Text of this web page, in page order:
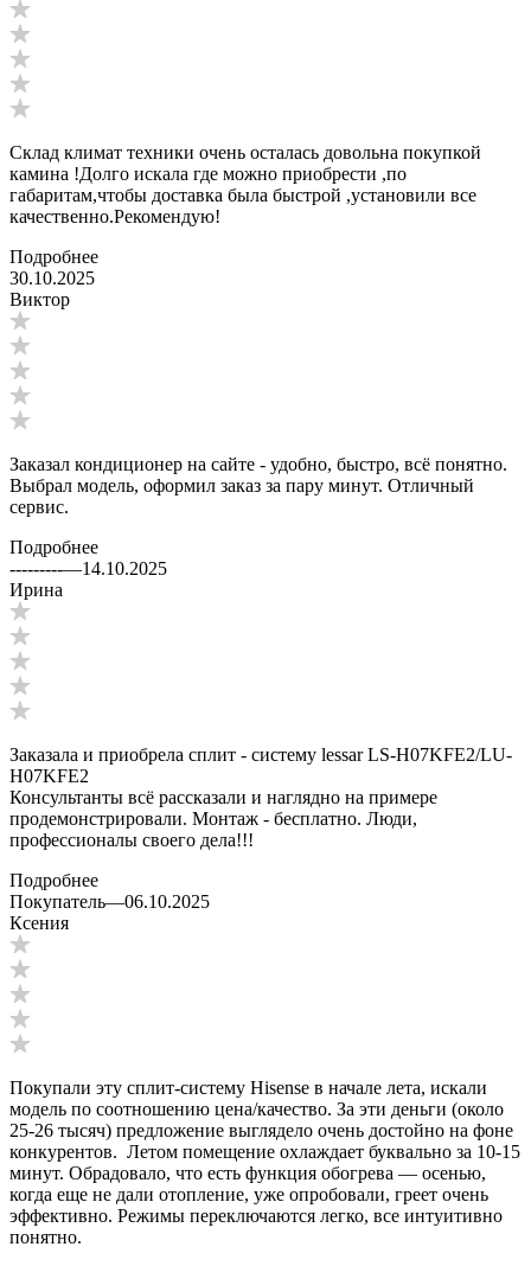
Склад климат техники очень осталась довольна покупкой
камина !Долго искала где можно приобрести ,по
габаритам,чтобы доставка была быстрой ,установили все
качественно.Рекомендую!
Подробнее
30.10.2025
Виктор
Заказал кондиционер на сайте - удобно, быстро, всё понятно.
Выбрал модель, оформил заказ за пару минут. Отличный
сервис.
Подробнее
---------—14.10.2025
Ирина
Заказала и приобрела сплит - систему lessar LS-H07KFE2/LU-
H07KFE2
Консультанты всё рассказали и наглядно на примере
продемонстрировали. Монтаж - бесплатно. Люди,
профессионалы своего дела!!!
Подробнее
Покупатель—06.10.2025
Ксения
Покупали эту сплит-систему Hisense в начале лета, искали
модель по соотношению цена/качество. За эти деньги (около
25-26 тысяч) предложение выглядело очень достойно на фоне
конкурентов. Летом помещение охлаждает буквально за 10-15
минут. Обрадовало, что есть функция обогрева — осенью,
когда еще не дали отопление, уже опробовали, греет очень
эффективно. Режимы переключаются легко, все интуитивно
понятно.